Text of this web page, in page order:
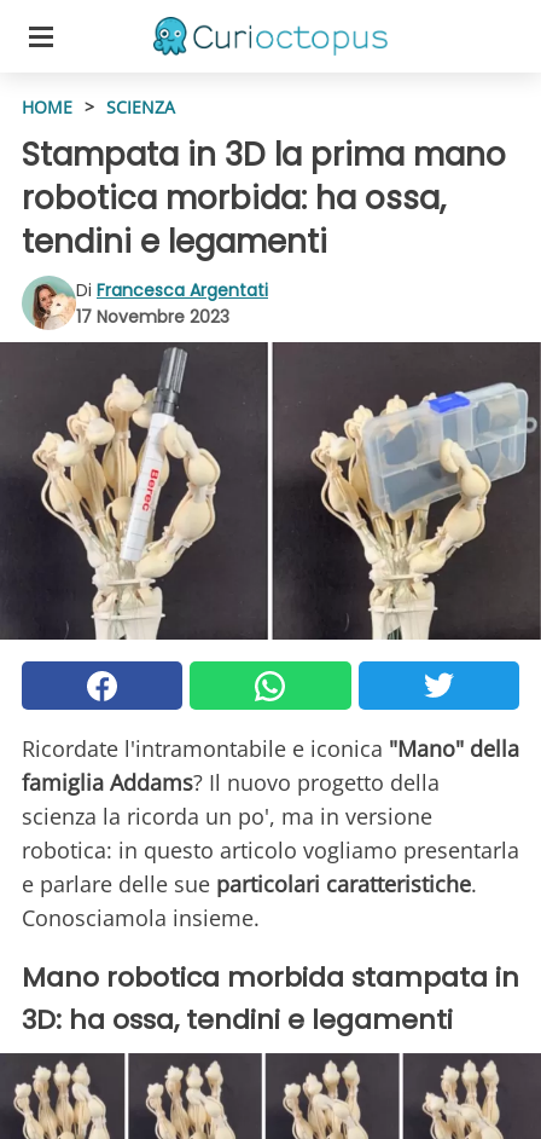
HOME > SCIENZA
Stampata in 3D la prima mano
robotica morbida: ha ossa,
tendini e legamenti
Di Francesca Argentati
17 Novembre 2023
Ricordate l'intramontabile e iconica "Mano" della
famiglia Addams? Il nuovo progetto della
scienza la ricorda un po', ma in versione
robotica: in questo articolo vogliamo presentarla
e parlare delle sue particolari caratteristiche.
Conosciamola insieme.
Mano robotica morbida stampata in
3D: ha ossa, tendini e legamenti